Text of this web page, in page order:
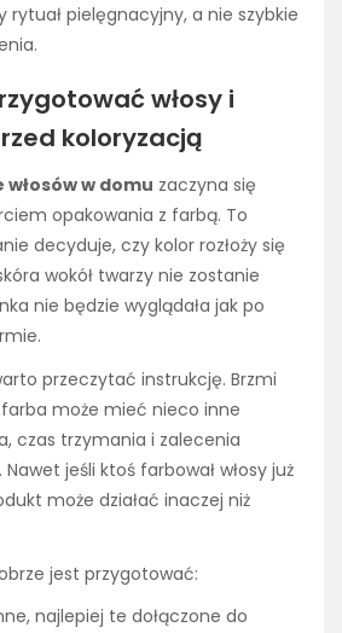
rytuał pielęgnacyjny, a nie szybkie
włosy i
koloryzacją
w domu zaczyna się
opakowania z farbą. To
decyduje, czy kolor rozłoży się
wokół twarzy nie zostanie
nie będzie wyglądała jak po
przeczytać instrukcję. Brzmi
może mieć nieco inne
czas trzymania i zalecenia
jeśli ktoś farbował włosy już
może działać inaczej niż
jest przygotować:
najlepiej te dołączone do